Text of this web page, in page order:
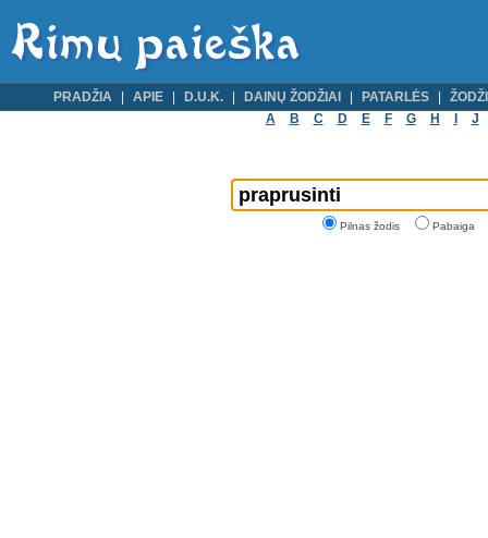
PRADŽIA APIE D.U.K. DAINŲ ŽODŽIAI PATARLĖS
A
B C D E F G H J
Pilnas žodis Pabaiga